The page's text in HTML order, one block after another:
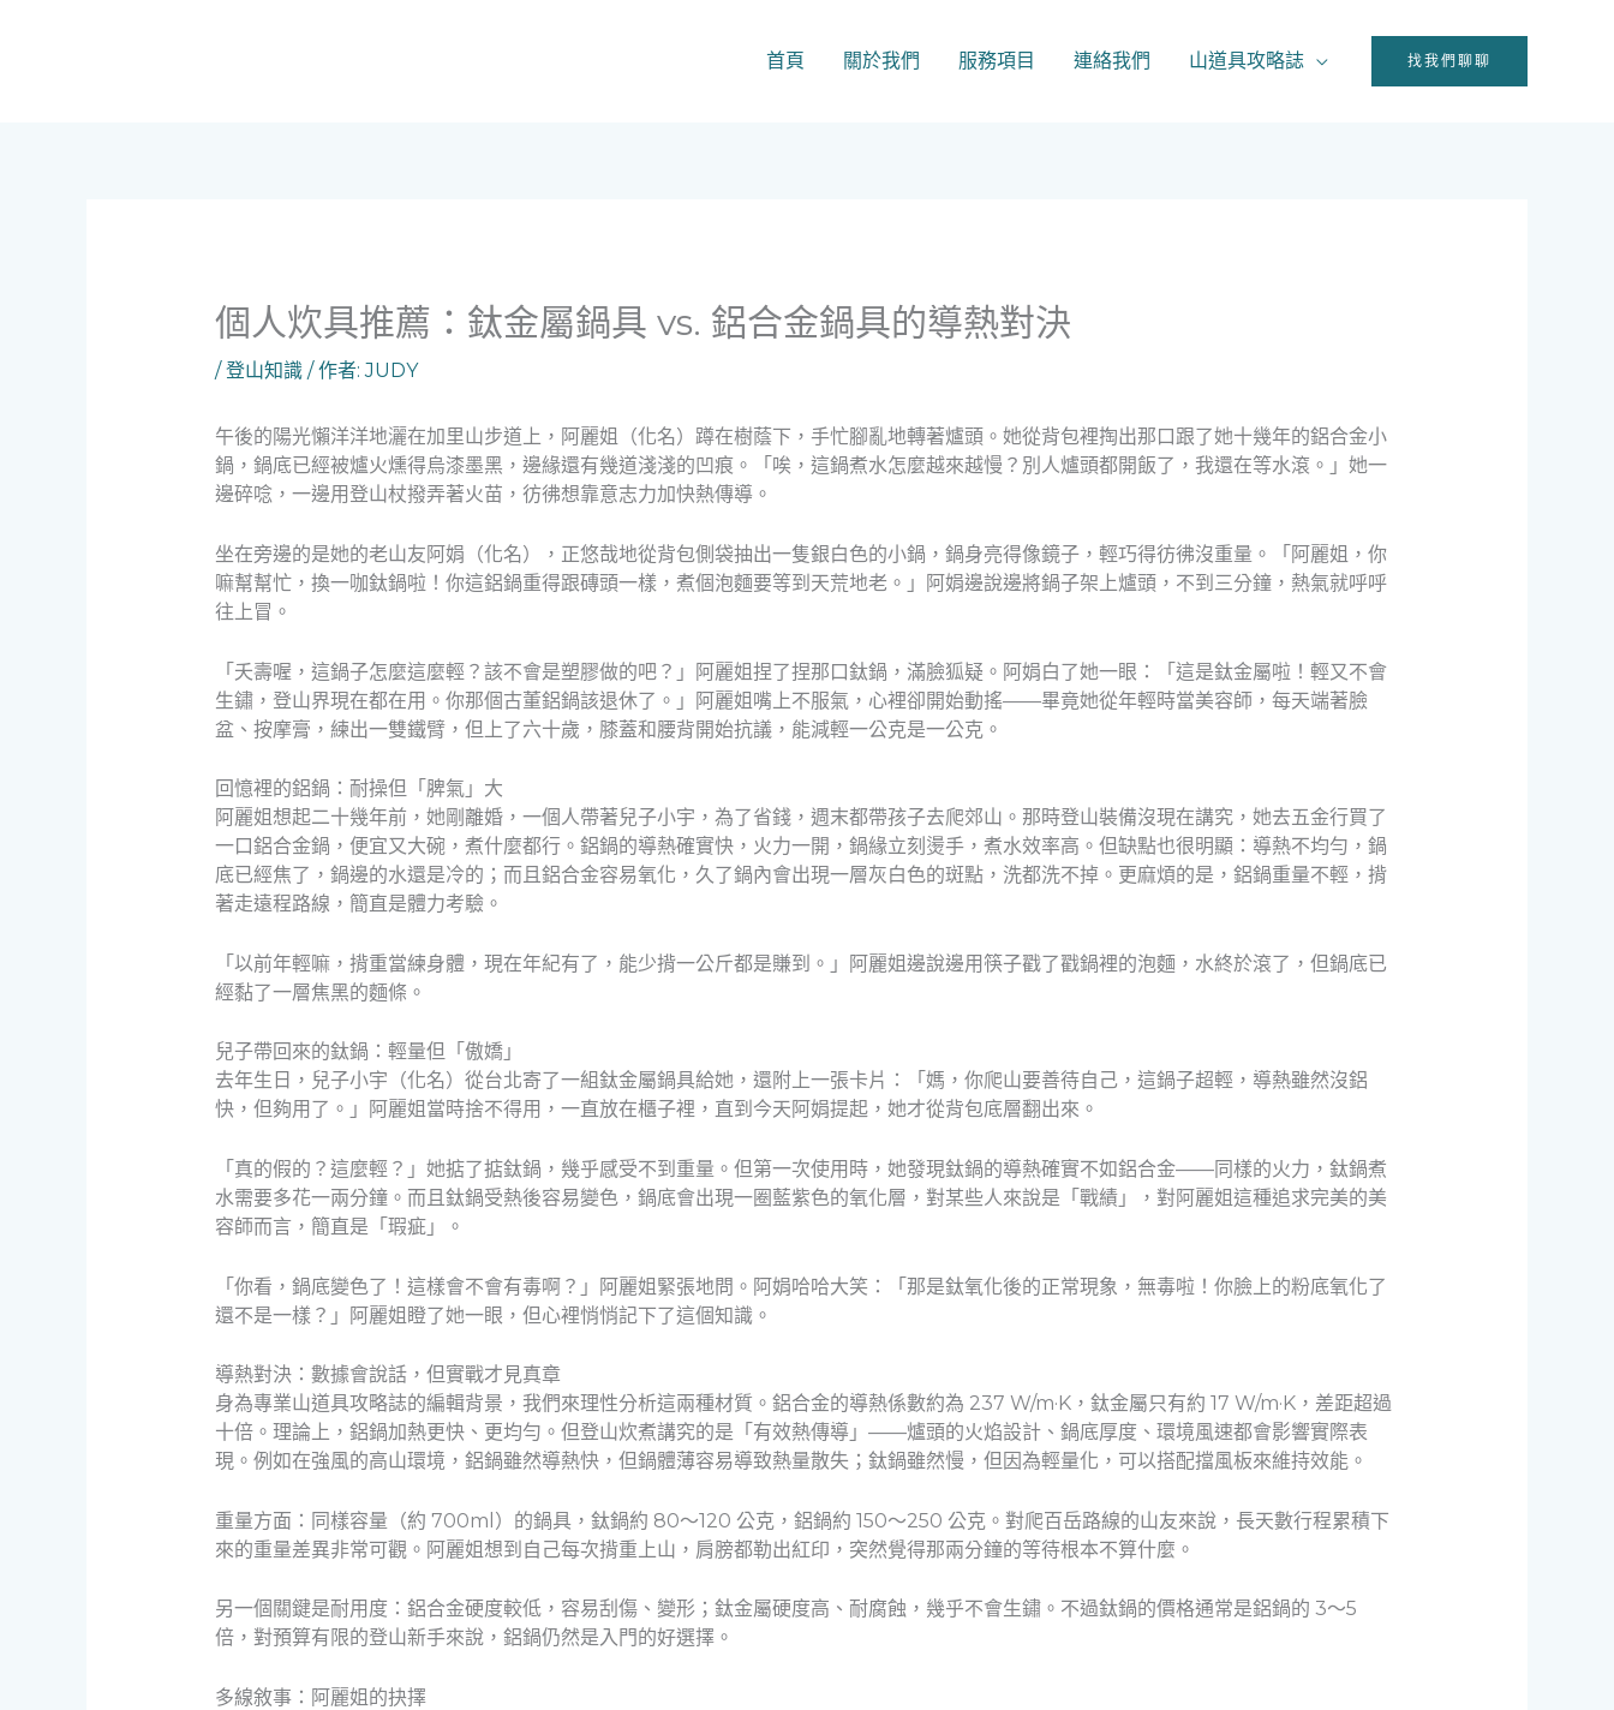
首頁 關於我們 服務項目 連絡我們 山道具攻略誌 找我們聊聊
個人炊具推薦：鈦金屬鍋具 vs. 鋁合金鍋具的導熱對決
/登山知識/ 作者:JUDY
午後的陽光懶洋洋地灑在加里山步道上，阿麗姐（化名）蹲在樹蔭下，手忙腳亂地轉著爐頭。她從背包裡掏出那口跟了她十幾年的鋁合金小
鍋，鍋底已經被爐火燻得烏漆墨黑，邊緣還有幾道淺淺的凹痕。「唉，這鍋煮水怎麼越來越慢？別人爐頭都開飯了，我還在等水滾。」她一
邊碎唸，一邊用登山杖撥弄著火苗，彷彿想靠意志力加快熱傳導。
坐在旁邊的是她的老山友阿娟（化名），正悠哉地從背包側袋抽出一隻銀白色的小鍋，鍋身亮得像鏡子，輕巧得彷彿沒重量。「阿麗姐，你
嘛幫幫忙，換一咖鈦鍋啦！你這鋁鍋重得跟磚頭一樣，煮個泡麵要等到天荒地老。」阿娟邊說邊將鍋子架上爐頭，不到三分鐘，熱氣就呼呼
往上冒。
「夭壽喔，這鍋子怎麼這麼輕？該不會是塑膠做的吧？」阿麗姐捏了捏那口鈦鍋，滿臉狐疑。阿娟白了她一眼：「這是鈦金屬啦！輕又不會
生鏽，登山界現在都在用。你那個古董鋁鍋該退休了。」阿麗姐嘴上不服氣，心裡卻開始動搖——畢竟她從年輕時當美容師，每天端著臉
盆、按摩膏，練出一雙鐵臂，但上了六十歲，膝蓋和腰背開始抗議，能減輕一公克是一公克。
回憶裡的鋁鍋：耐操但「脾氣」大
阿麗姐想起二十幾年前，她剛離婚，一個人帶著兒子小宇，為了省錢，週末都帶孩子去爬郊山。那時登山裝備沒現在講究，她去五金行買了
一口鋁合金鍋，便宜又大碗，煮什麼都行。鋁鍋的導熱確實快，火力一開，鍋緣立刻燙手，煮水效率高。但缺點也很明顯：導熱不均勻，鍋
底已經焦了，鍋邊的水還是冷的；而且鋁合金容易氧化，久了鍋內會出現一層灰白色的斑點，洗都洗不掉。更麻煩的是，鋁鍋重量不輕，揹
著走遠程路線，簡直是體力考驗。
「以前年輕嘛，揹重當練身體，現在年紀有了，能少揹一公斤都是賺到。」阿麗姐邊說邊用筷子戳了戳鍋裡的泡麵，水終於滾了，但鍋底已
經黏了一層焦黑的麵條。
兒子帶回來的鈦鍋：輕量但「傲嬌」
去年生日，兒子小宇（化名）從台北寄了一組鈦金屬鍋具給她，還附上一張卡片：「媽，你爬山要善待自己，這鍋子超輕，導熱雖然沒鋁
快，但夠用了。」阿麗姐當時捨不得用，一直放在櫃子裡，直到今天阿娟提起，她才從背包底層翻出來。
「真的假的？這麼輕？」她掂了掂鈦鍋，幾乎感受不到重量。但第一次使用時，她發現鈦鍋的導熱確實不如鋁合金——同樣的火力，鈦鍋煮
水需要多花一兩分鐘。而且鈦鍋受熱後容易變色，鍋底會出現一圈藍紫色的氧化層，對某些人來說是「戰績」，對阿麗姐這種追求完美的美
容師而言，簡直是「瑕疵」。
「你看，鍋底變色了！這樣會不會有毒啊？」阿麗姐緊張地問。阿娟哈哈大笑：「那是鈦氧化後的正常現象，無毒啦！你臉上的粉底氧化了
還不是一樣？」阿麗姐瞪了她一眼，但心裡悄悄記下了這個知識。
導熱對決：數據會說話，但實戰才見真章
身為專業山道具攻略誌的編輯背景，我們來理性分析這兩種材質。鋁合金的導熱係數約為 237 W/m·K，鈦金屬只有約 17 W/m·K，差距超過
十倍。理論上，鋁鍋加熱更快、更均勻。但登山炊煮講究的是「有效熱傳導」——爐頭的火焰設計、鍋底厚度、環境風速都會影響實際表
現。例如在強風的高山環境，鋁鍋雖然導熱快，但鍋體薄容易導致熱量散失；鈦鍋雖然慢，但因為輕量化，可以搭配擋風板來維持效能。
重量方面：同樣容量（約 700ml）的鍋具，鈦鍋約 80～120 公克，鋁鍋約 150～250 公克。對爬百岳路線的山友來說，長天數行程累積下
來的重量差異非常可觀。阿麗姐想到自己每次揹重上山，肩膀都勒出紅印，突然覺得那兩分鐘的等待根本不算什麼。
另一個關鍵是耐用度：鋁合金硬度較低，容易刮傷、變形；鈦金屬硬度高、耐腐蝕，幾乎不會生鏽。不過鈦鍋的價格通常是鋁鍋的 3～5
倍，對預算有限的登山新手來說，鋁鍋仍然是入門的好選擇。
多線敘事：阿麗姐的抉擇